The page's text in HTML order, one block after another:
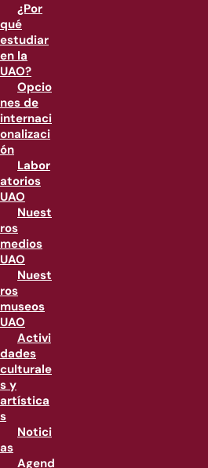
¿Por
qué
estudiar
en la
UAO?
Opcio
nes de
internaci
onalizaci
ón
Labor
atorios
UAO
Nuest
ros
medios
UAO
Nuest
ros
museos
UAO
Activi
dades
culturale
s y
artística
s
Notici
as
Agend